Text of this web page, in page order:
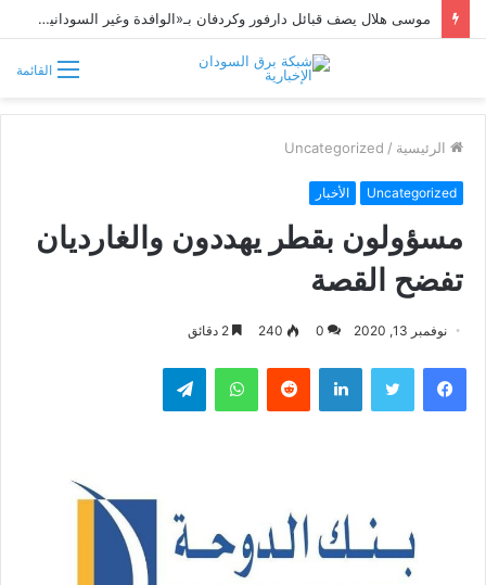
موسى هلال يصف قبائل دارفور وكردفان بـ«الوافدة وغير السودانية»
القائمة
الرئيسية /
Uncategorized
Uncategorized الأخبار
مسؤولون بقطر يهددون والغارديان
تفضح القصة
نوفمبر 13, 2020 0
240
فيسبوك تويتر لينكدإن واتساب تيلقرام